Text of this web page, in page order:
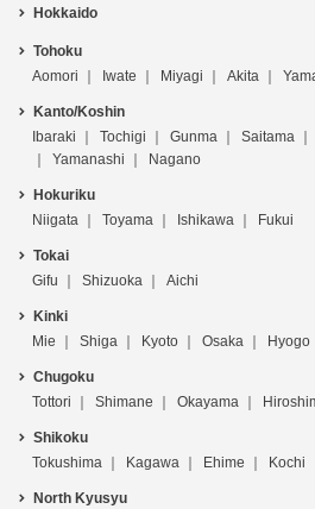
Hokkaido
Tohoku
Aomori
Iwate Miyagi Akita
Kanto/Koshin
Ibaraki
Tochigi Gunma Saitama
Yamanashi
Nagano
Hokuriku
Niigata
Toyama Ishikawa Fukui
Tokai
Gifu
Shizuoka Aichi
Kinki
Mie
Shiga Kyoto Osaka Hyogo
Chugoku
Tottori
Shimane Okayama
Shikoku
Tokushima
Kagawa Ehime Kochi
North Kyusyu